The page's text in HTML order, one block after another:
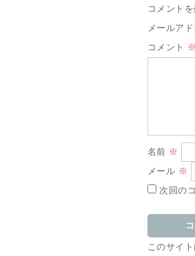
コメント
メールア
コメント
※
名前 ※
メール ※
次回の
このサイ